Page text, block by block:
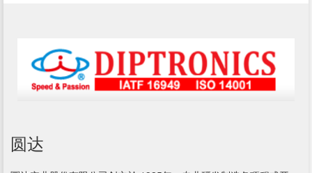
圆达